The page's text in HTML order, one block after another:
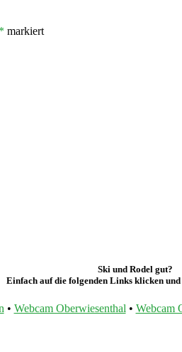
* markiert
Ski und Rodel gut?
Einfach auf die folgenden Links klicken
• Webcam Oberwiesenthal• Webcam